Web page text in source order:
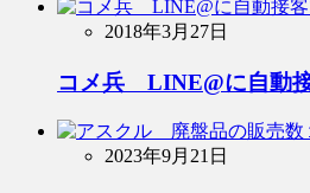
2018年3月27日
コメ兵 LINE@に自動
2023年9月21日